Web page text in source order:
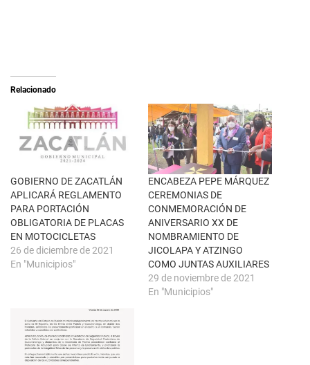
e
b
e
e
n
u
n
a
n
t
a
n
a
n
u
v
a
)
e
n
F
a
c
e
b
o
k
(
S
e
a
b
r
e
n
u
t
a
n
a
n
Relacionado
GOBIERNO DE ZACATLÁN
APLICARÁ REGLAMENTO
PARA PORTACIÓN
OBLIGATORIA DE PLACAS
EN MOTOCICLETAS
26 de diciembre de 2021
En "Municipios"
ENCABEZA PEPE MÁRQUEZ
CEREMONIAS DE
CONMEMORACIÓN DE
ANIVERSARIO XX DE
NOMBRAMIENTO DE
JICOLAPA Y ATZINGO
COMO JUNTAS AUXILIARES
29 de noviembre de 2021
En "Municipios"